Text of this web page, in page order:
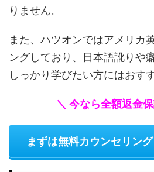
りません。
また、ハツオンではアメリカ
ングしており、日本語訛りや
しっかり学びたい方にはおす
＼ 今なら全額返金
まずは無料カウンセリン